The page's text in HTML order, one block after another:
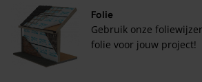
Folie
Gebruik onze
folie voor jouw project!